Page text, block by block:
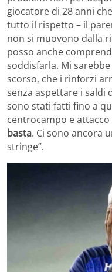
giocatore di 28 anni
tutto il rispetto – il
non si muovono dalla
posso anche
soddisfarla. Mi
scorso, che i rinforzi
senza aspettare i saldi
sono stati fatti fino a
centrocampo e
basta. Ci sono ancora
stringe”.